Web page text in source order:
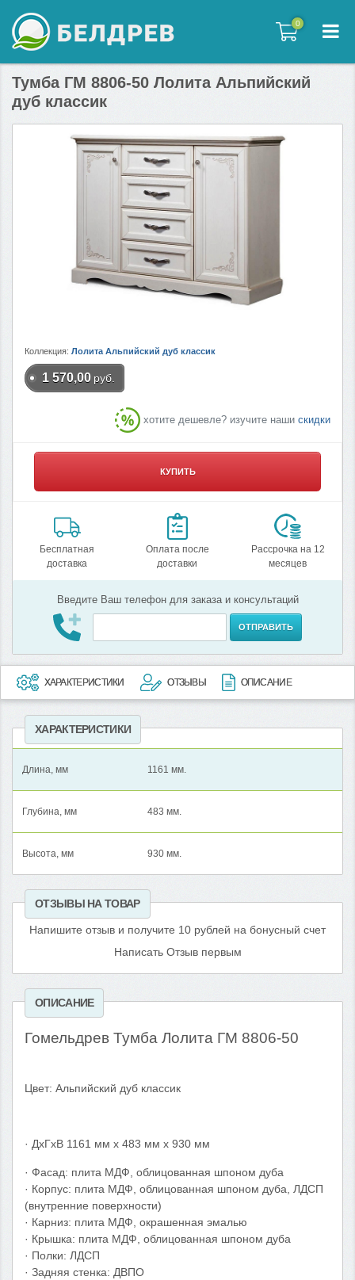
0
0
Тумба ГМ 8806-50 Лолита Альпийский
дуб классик
Коллекция: Лолита Альпийский дуб классик
1 570,00 руб.
хотите дешевле? изучите наши скидки
КУПИТЬ
Бесплатная
доставка
Оплата после
доставки
Рассрочка на 12
месяцев
Введите Ваш телефон для заказа и консультаций
ОТПРАВИТЬ
ХАРАКТЕРИСТИКИ ОТЗЫВЫ ОПИСАНИЕ
ХАРАКТЕРИСТИКИ
Длина, мм 1161 мм.
Глубина, мм 483 мм.
Высота, мм 930 мм.
ОТЗЫВЫ НА ТОВАР
Напишите отзыв и получите 10 рублей на бонусный счет
Написать Отзыв первым
ОПИСАНИЕ
Гомельдрев Тумба Лолита ГМ 8806-50
Цвет: Альпийский дуб классик
· ДхГхВ 1161 мм х 483 мм х 930 мм
· Фасад: плита МДФ, облицованная шпоном дуба
· Корпус: плита МДФ, облицованная шпоном дуба, ЛДСП
(внутренние поверхности)
· Карниз: плита МДФ, окрашенная эмалью
· Крышка: плита МДФ, облицованная шпоном дуба
· Полки: ЛДСП
· Задняя стенка: ДВПО